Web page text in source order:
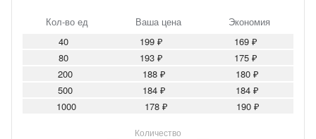
Кол-во ед Ваша цена
Экономия
40
199 ₽
169 ₽
80
193 ₽
175 ₽
200
188 ₽
180 ₽
500
184 ₽
184 ₽
1000
178 ₽ 190 ₽
Количество